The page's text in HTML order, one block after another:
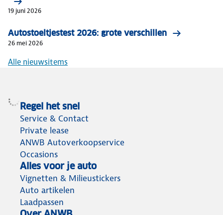
19 juni 2026
Autostoeltjestest 2026: grote verschillen
26 mei 2026
Alle nieuwsitems
Regel het snel
Service & Contact
Private lease
ANWB Autoverkoopservice
Occasions
Alles voor je auto
Vignetten & Milieustickers
Auto artikelen
Laadpassen